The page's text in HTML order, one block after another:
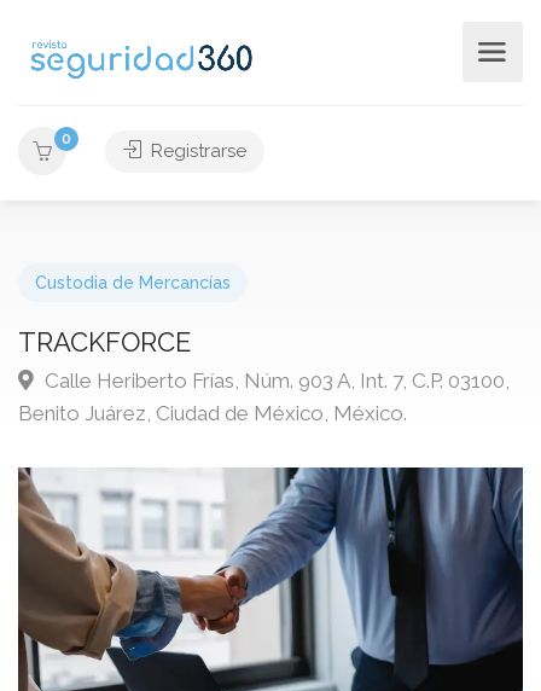
0
Registrarse
Custodia de Mercancías
TRACKFORCE
Calle Heriberto Frías, Núm. 903 A, Int. 7, C.P. 03100,
Benito Juárez, Ciudad de México, México.